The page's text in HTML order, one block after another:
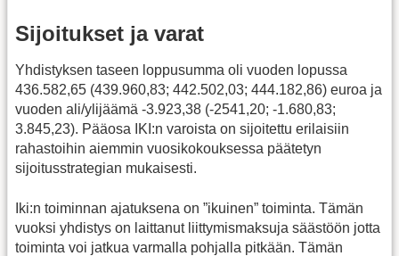
Sijoitukset ja varat
Yhdistyksen taseen loppusumma oli vuoden lopussa
436.582,65 (439.960,83; 442.502,03; 444.182,86) euroa ja
vuoden ali/ylijäämä -3.923,38 (-2541,20; -1.680,83;
3.845,23). Pääosa IKI:n varoista on sijoitettu erilaisiin
rahastoihin aiemmin vuosikokouksessa päätetyn
sijoitusstrategian mukaisesti.
Iki:n toiminnan ajatuksena on ”ikuinen” toiminta. Tämän
vuoksi yhdistys on laittanut liittymismaksuja säästöön jotta
toiminta voi jatkua varmalla pohjalla pitkään. Tämän